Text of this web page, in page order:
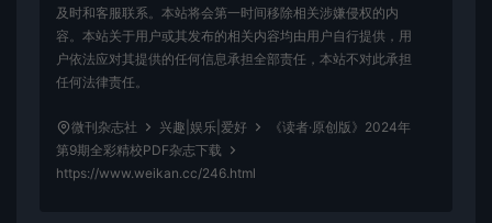
及时和客服联系。本站将会第一时间移除相关涉嫌侵权的内
容。本站关于用户或其发布的相关内容均由用户自行提供，用
户依法应对其提供的任何信息承担全部责任，本站不对此承担
任何法律责任。
微刊杂志社 兴趣|娱乐|爱好
《读者·原创版》2024年
第9期全彩精校PDF杂志下载
https://www.weikan.cc/246.html